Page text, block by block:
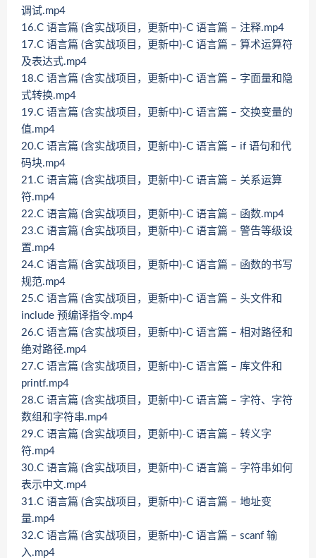
调试.mp4
16.C 语言篇 (含实战项目，更新中)-C 语言篇 – 注释.mp4
17.C 语言篇 (含实战项目，更新中)-C 语言篇 – 算术运算符
及表达式.mp4
18.C 语言篇 (含实战项目，更新中)-C 语言篇 – 字面量和隐
式转换.mp4
19.C 语言篇 (含实战项目，更新中)-C 语言篇 – 交换变量的
值.mp4
20.C 语言篇 (含实战项目，更新中)-C 语言篇 – if 语句和代
码块.mp4
21.C 语言篇 (含实战项目，更新中)-C 语言篇 – 关系运算
符.mp4
22.C 语言篇 (含实战项目，更新中)-C 语言篇 – 函数.mp4
23.C 语言篇 (含实战项目，更新中)-C 语言篇 – 警告等级设
置.mp4
24.C 语言篇 (含实战项目，更新中)-C 语言篇 – 函数的书写
规范.mp4
25.C 语言篇 (含实战项目，更新中)-C 语言篇 – 头文件和
include 预编译指令.mp4
26.C 语言篇 (含实战项目，更新中)-C 语言篇 – 相对路径和
绝对路径.mp4
27.C 语言篇 (含实战项目，更新中)-C 语言篇 – 库文件和
printf.mp4
28.C 语言篇 (含实战项目，更新中)-C 语言篇 – 字符、字符
数组和字符串.mp4
29.C 语言篇 (含实战项目，更新中)-C 语言篇 – 转义字
符.mp4
30.C 语言篇 (含实战项目，更新中)-C 语言篇 – 字符串如何
表示中文.mp4
31.C 语言篇 (含实战项目，更新中)-C 语言篇 – 地址变
量.mp4
32.C 语言篇 (含实战项目，更新中)-C 语言篇 – scanf 输
入.mp4